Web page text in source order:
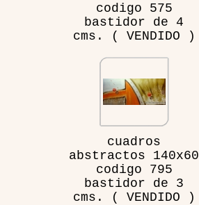
codigo 575
bastidor de 4
cms. ( VENDIDO )
cuadros
abstractos 140x60
codigo 795
bastidor de 3
cms. ( VENDIDO )